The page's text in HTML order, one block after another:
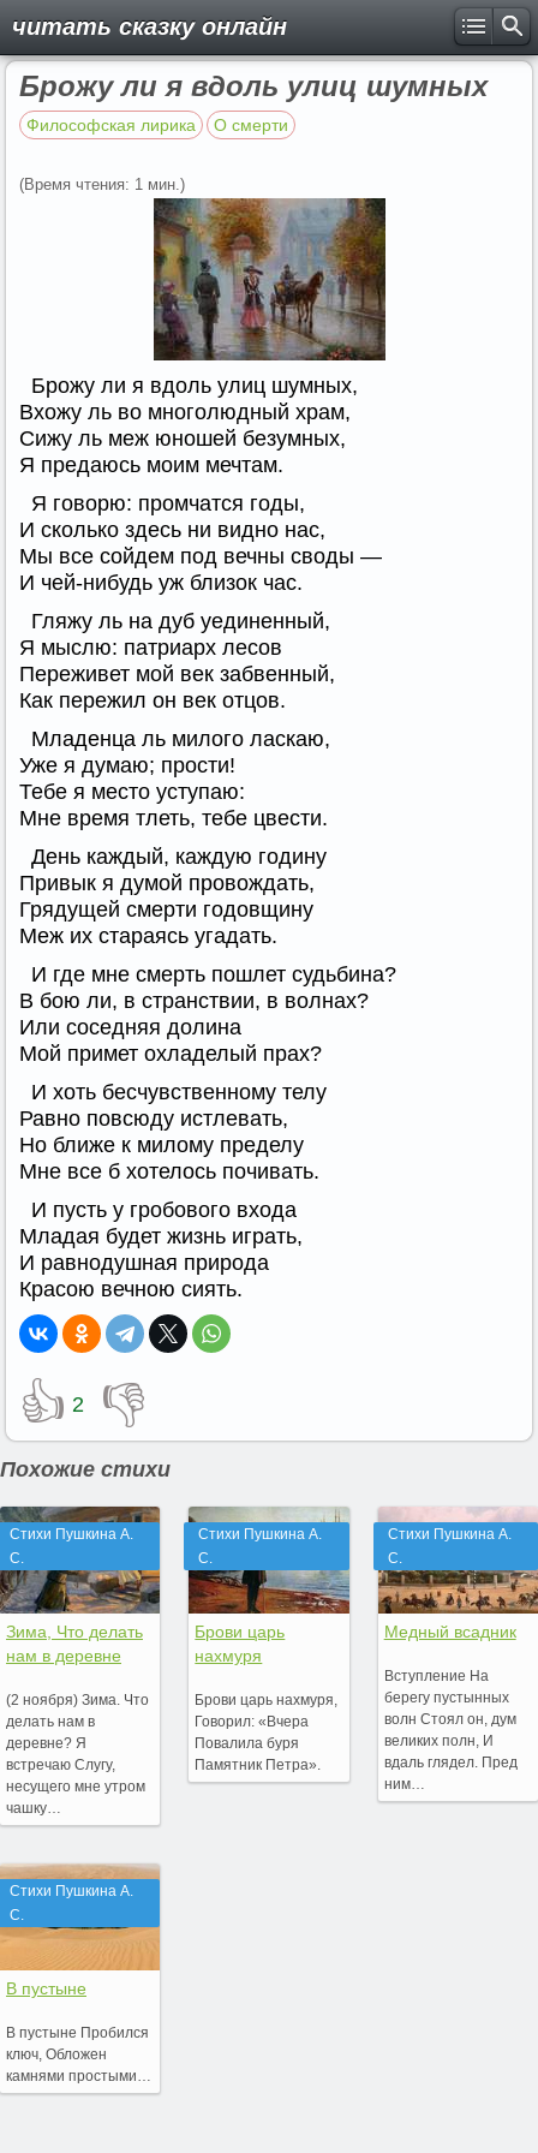
читать сказку онлайн
Брожу ли я вдоль улиц шумных
Философская лирика О смерти
(Время чтения: 1 мин.)
Брожу ли я вдоль улиц шумных,
Вхожу ль во многолюдный храм,
Сижу ль меж юношей безумных,
Я предаюсь моим мечтам.
Я говорю: промчатся годы,
И сколько здесь ни видно нас,
Мы все сойдем под вечны своды —
И чей-нибудь уж близок час.
Гляжу ль на дуб уединенный,
Я мыслю: патриарх лесов
Переживет мой век забвенный,
Как пережил он век отцов.
Младенца ль милого ласкаю,
Уже я думаю; прости!
Тебе я место уступаю:
Мне время тлеть, тебе цвести.
День каждый, каждую годину
Привык я думой провождать,
Грядущей смерти годовщину
Меж их стараясь угадать.
И где мне смерть пошлет судьбина?
В бою ли, в странствии, в волнах?
Или соседняя долина
Мой примет охладелый прах?
И хоть бесчувственному телу
Равно повсюду истлевать,
Но ближе к милому пределу
Мне все б хотелось почивать.
И пусть у гробового входа
Младая будет жизнь играть,
И равнодушная природа
Красою вечною сиять.
👍 2 👎
Похожие стихи
Стихи Пушкина А.
С.
Зима, Что делать
нам в деревне
(2 ноября) Зима. Что
делать нам в
деревне? Я
встречаю Слугу,
несущего мне утром
чашку…
Стихи Пушкина А.
С.
В пустыне
В пустыне Пробился
ключ, Обложен
камнями простыми…
Стихи Пушкина А.
С.
Брови царь
нахмуря
Брови царь нахмуря,
Говорил: «Вчера
Повалила буря
Памятник Петра».
Стихи Пушкина А.
С.
Медный всадник
Вступление На
берегу пустынных
волн Стоял он, дум
великих полн, И
вдаль глядел. Пред
ним…